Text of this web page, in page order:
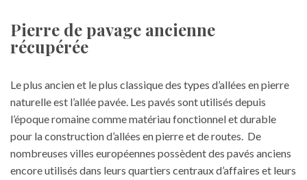
Pierre de pavage ancienne
récupérée
Le plus ancien et le plus classique des types d’allées en pierre
naturelle est l’allée pavée. Les pavés sont utilisés depuis
l’époque romaine comme matériau fonctionnel et durable
pour la construction d’allées en pierre et de routes. De
nombreuses villes européennes possèdent des pavés anciens
encore utilisés dans leurs quartiers centraux d’affaires et leurs